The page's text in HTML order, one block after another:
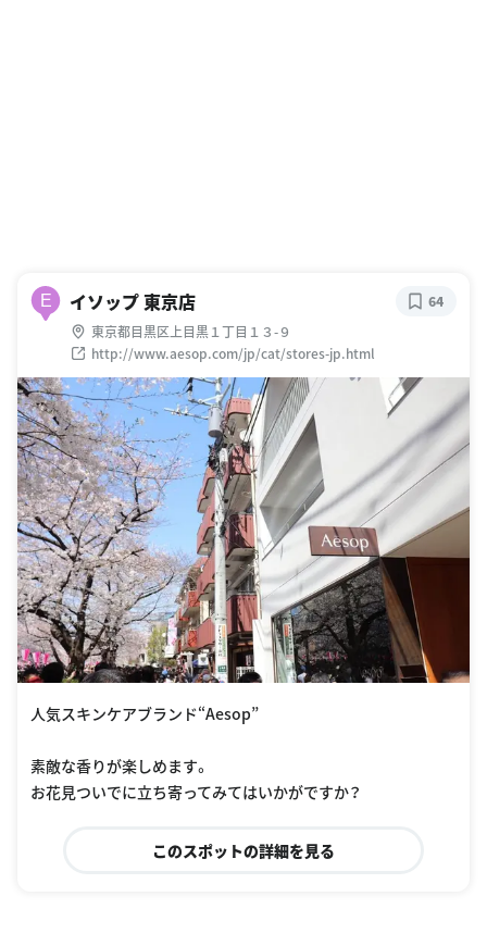
E イソップ 東京店
東京都目黒区上目黒１丁目１３-９
http://www.aesop.com/jp/cat/stores-jp.html
64
人気スキンケアブランド“Aesop”
素敵な香りが楽しめます。
お花見ついでに立ち寄ってみてはいかがですか？
このスポットの詳細を見る